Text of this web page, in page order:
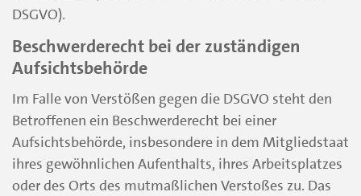
DSGVO).
Beschwerderecht bei der zuständigen
Aufsichtsbehörde
Im Falle von Verstößen gegen die DSGVO steht den
Betroffenen ein Beschwerderecht bei einer
Aufsichtsbehörde, insbesondere in dem Mitgliedstaat
ihres gewöhnlichen Aufenthalts, ihres Arbeitsplatzes
oder des Orts des mutmaßlichen Verstoßes zu. Das